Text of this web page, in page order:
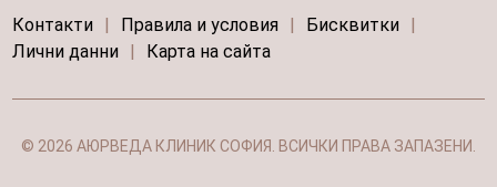
Контакти Правила и условия Бисквитки
Лични данни
Карта на сайта
© 2026 АЮРВЕДА КЛИНИК СОФИЯ. ВСИЧКИ ПРАВА ЗАПАЗЕНИ.